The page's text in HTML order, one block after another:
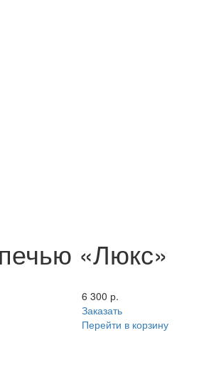
«Люкс»
6 300 р.
Заказать
Перейти в корзину